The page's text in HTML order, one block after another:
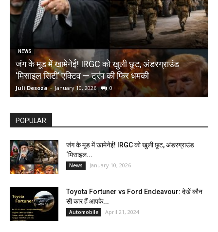
NEWS
जंग के मूड में खामेनेई! IRGC को खुली छूट, अंडरग्राउंड
‘मिसाइल सिटी’ एक्टिव — ट्रंप की फिर धमकी
Juli Desoza - January 10, 2026 0
POPULAR
जंग के मूड में खामेनेई! IRGC को खुली छूट, अंडरग्राउंड
‘मिसाइल...
News January 10, 2026
Toyota Fortuner vs Ford Endeavour: देखें कौन
सी कार हैं आपके...
Automobile April 21, 2024